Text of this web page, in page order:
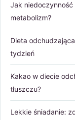
Jak
metabolizm?
Dieta
tydzień
Kakao w diecie
tłuszczu?
Lekkie śniadanie: